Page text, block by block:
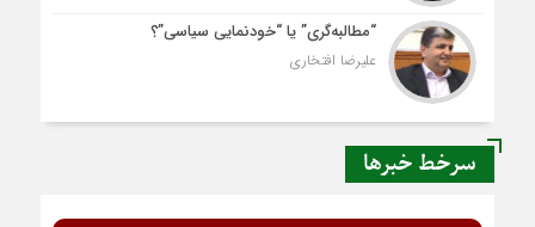
“مطالبه‌گری” یا “خودنمایی سیاسی”؟
علیرضا افتخاری
سرخط خبرها